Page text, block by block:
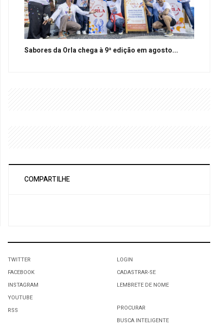
Sabores da Orla chega à 9ª edição em agosto...
COMPARTILHE
TWITTER
FACEBOOK
INSTAGRAM
YOUTUBE
RSS
LOGIN
CADASTRAR-SE
LEMBRETE DE NOME
PROCURAR
BUSCA INTELIGENTE